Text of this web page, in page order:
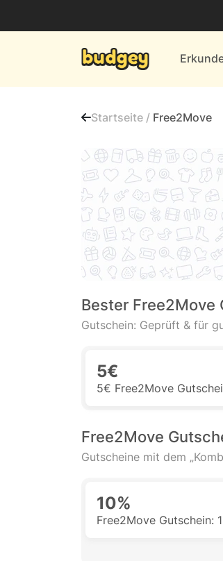
Finanzen &
Weiteres
Alle Händler
Startseite / Free2Move
Bester Free2Move
Gutschein: Geprüft & für
5€
5€ Free2Move
Free2Move
Gutscheine mit dem
10%
Free2Move Gutschein: